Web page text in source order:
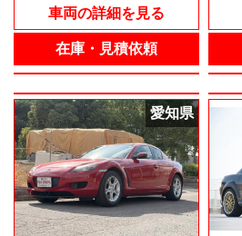
車両の詳細を見る
在庫・見積依頼
愛知県